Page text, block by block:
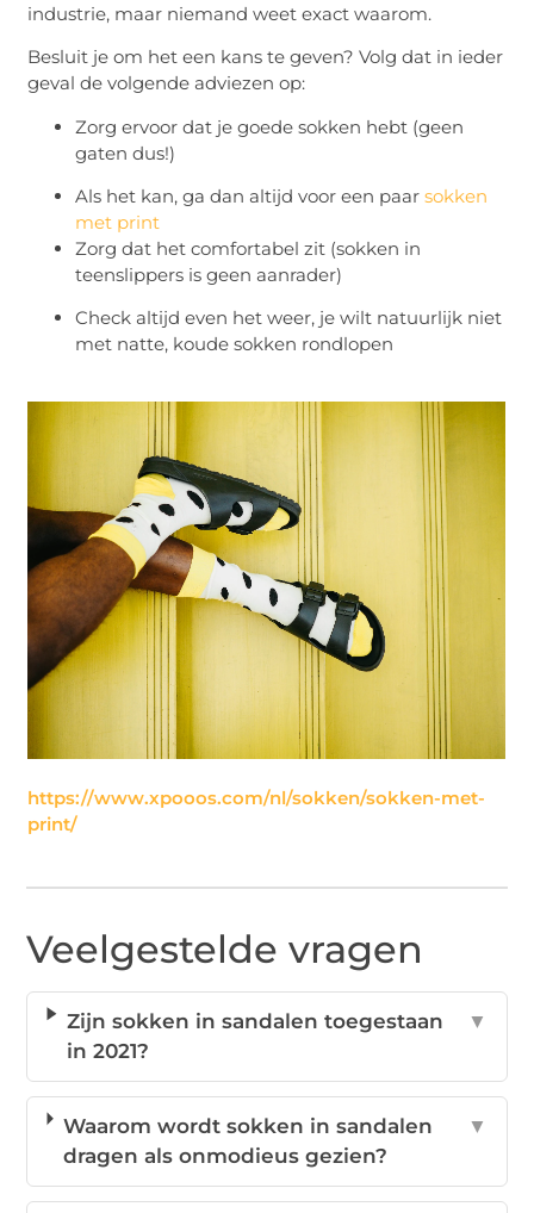
industrie, maar niemand weet exact waarom.
Besluit je om het een kans te geven? Volg dat in ieder
geval de volgende adviezen op:
Zorg ervoor dat je goede sokken hebt (geen
gaten dus!)
Als het kan, ga dan altijd voor een paarsokken
met print
Zorg dat het comfortabel zit (sokken in
teenslippers is geen aanrader)
Check altijd even het weer, je wilt natuurlijk niet
met natte, koude sokken rondlopen
https://www.xpooos.com/nl/sokken/sokken-met-
print/
Veelgestelde vragen
Zijn sokken in sandalen toegestaan
in 2021?
▼
Waarom wordt sokken in sandalen
dragen als onmodieus gezien?
▼